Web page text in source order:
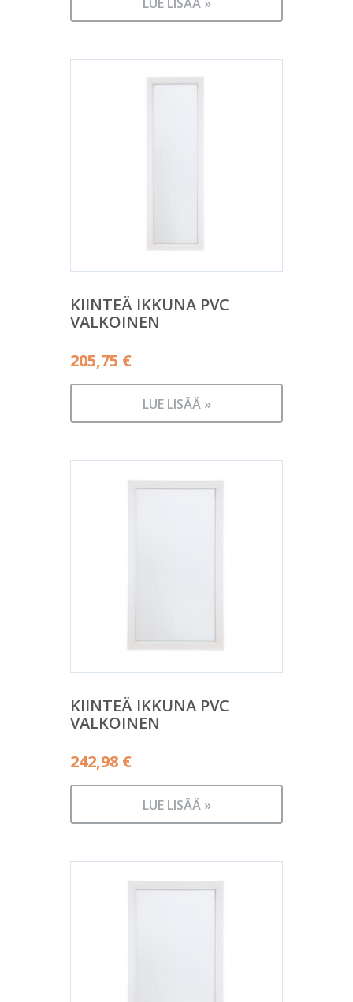
KIINTEÄ IKKUNA PVC
VALKOINEN
205,75 €
LUE LISÄÄ »
KIINTEÄ IKKUNA PVC
VALKOINEN
242,98 €
LUE LISÄÄ »